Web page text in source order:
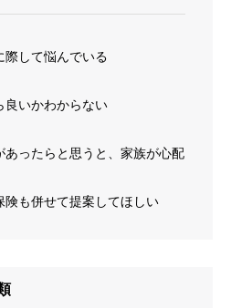
際して悩んでいる
良いかわからない
あったらと思うと、家族が心配
険も併せて提案してほしい